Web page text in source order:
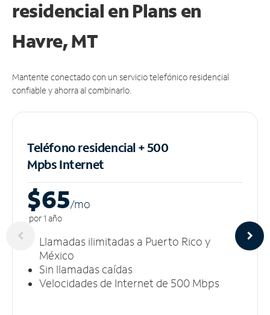
residencial en Plans en
Havre, MT
Mantente conectado con un servicio telefónico residencial
confiable y ahorra al combinarlo.
Teléfono residencial + 500
MpbsInternet
$65/mo
por 1 año
Llamadas ilimitadas a Puerto Rico y
México
Sin llamadas caídas
Velocidades de Internet de 500 Mbps